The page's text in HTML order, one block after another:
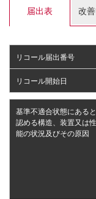
届出表 改
リコール届出番号
リコール開始日
基準不適合状態にあると
認める構造、装置又は性
能の状況及びその原因